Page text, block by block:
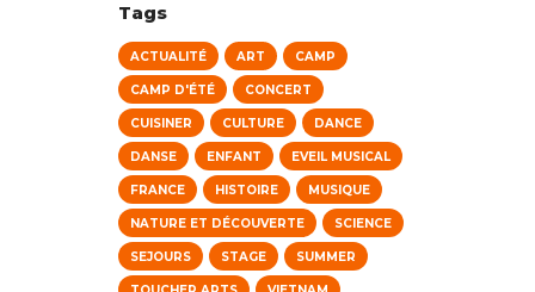
Tags
ACTUALITÉ ART CAMP
CAMP D'ÉTÉ CONCERT
CUISINER CULTURE DANCE
DANSE ENFANT EVEIL MUSICAL
FRANCE HISTOIRE MUSIQUE
NATURE ET DÉCOUVERTE SCIENCE
SEJOURS STAGE SUMMER